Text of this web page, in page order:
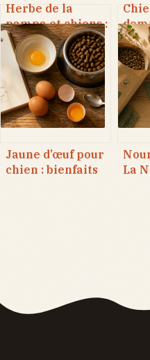
Herbe de la
pampa et chiens :
3 risques
physiques
majeurs pour
votre animal
Jaune d’œuf pour
chien : bienfaits
La